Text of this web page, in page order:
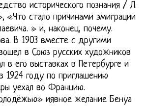
исторического познания / Л.
«Что стало причинами эмиграции
» и, наконец, почему.
В 1903 вместе с другими
в Союз русских художников
в его выставках в Петербурге и
1924 году по приглашению
уехал во Францию.
иявное желание Бенуа